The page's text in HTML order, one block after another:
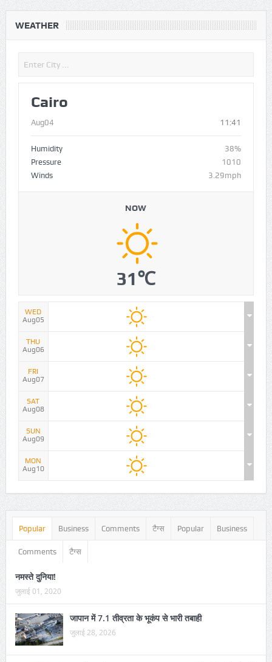
WEATHER
Cairo
Aug04 11:41
Humidity
38%
Pressure
1010
Winds
3.29mph
NOW
31℃
WED
Aug05
THU
Aug06
FRI
Aug07
SAT
Aug08
SUN
Aug09
MON
Aug10
Popular Business Comments टैग्स Popular Business
Comments टैग्स
नमस्ते दुनिया!
जुलाई 01, 2020
जापान में 7.1 तीव्रता के भूकंप से भारी तबाही
जुलाई 28, 2026